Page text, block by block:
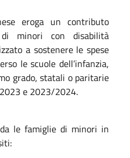
eroga un contributo
minori con disabilità
a sostenere le spese
le scuole dell’infanzia,
grado, statali o paritarie
e 2023/2024.
le famiglie di minori in